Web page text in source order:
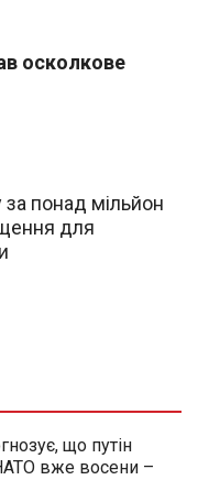
осколкове
за понад мільйон
для
що путін
вже восени –